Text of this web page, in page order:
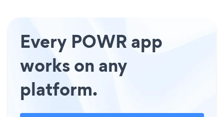
Every POWR app
works on any
platform.